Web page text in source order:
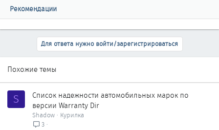
Рекомендации
Для ответа нужно войти/зарегистрироваться
Похожие темы
S
Список надежности автомобильных марок по
версии Warranty Dir
Shadow
Курилка
3